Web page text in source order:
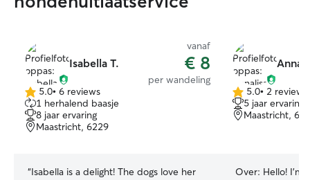
Isabella T.
vanaf
€ 8
per wandeling
5.0
van
5
sterren
5.0• 6 reviews
1 herhalend baasje
8 jaar ervaring
Maastricht, 6229
“Isabella is a delight! The dogs love her
5.0
van
5
5.0• 2 reviews
5 jaar ervaring
Maastricht,
Over: Hello! I'm